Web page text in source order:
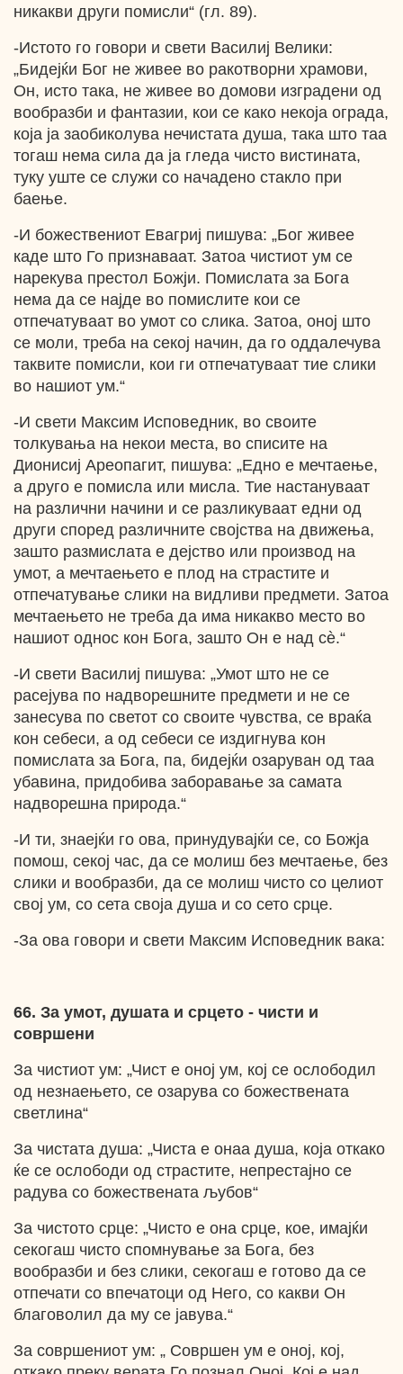
никакви други помисли“ (гл. 89).
-Истото го говори и свети Василиј Велики:
„Бидејќи Бог не живее во ракотворни храмови,
Он, исто така, не живее во домови изградени од
вообразби и фантазии, кои се како некоја ограда,
која ја заобиколува нечистата душа, така што таа
тогаш нема сила да ја гледа чисто вистината,
туку уште се служи со начадено стакло при
баење.
-И божествениот Евагриј пишува: „Бог живее
каде што Го признаваат. Затоа чистиот ум се
нарекува престол Божји. Помислата за Бога
нема да се најде во помислите кои се
отпечатуваат во умот со слика. Затоа, оној што
се моли, треба на секој начин, да го оддалечува
таквите помисли, кои ги отпечатуваат тие слики
во нашиот ум.“
-И свети Максим Исповедник, во своите
толкувања на некои места, во списите на
Дионисиј Ареопагит, пишува: „Едно е мечтаење,
а друго е помисла или мисла. Тие настануваат
на различни начини и се разликуваат едни од
други според различните својства на движења,
зашто размислата е дејство или производ на
умот, а мечтаењето е плод на страстите и
отпечатување слики на видливи предмети. Затоа
мечтаењето не треба да има никакво место во
нашиот однос кон Бога, зашто Он е над сѐ.“
-И свети Василиј пишува: „Умот што не се
расејува по надворешните предмети и не се
занесува по светот со своите чувства, се враќа
кон себеси, а од себеси се издигнува кон
помислата за Бога, па, бидејќи озаруван од таа
убавина, придобива заборавање за самата
надворешна природа.“
-И ти, знаејќи го ова, принудувајќи се, со Божја
помош, секој час, да се молиш без мечтаење, без
слики и вообразби, да се молиш чисто со целиот
свој ум, со сета своја душа и со сето срце.
-За ова говори и свети Максим Исповедник вака:
66. За умот, душата и срцето - чисти и
совршени
За чистиот ум: „Чист е оној ум, кој се ослободил
од незнаењето, се озарува со божествената
светлина“
За чистата душа: „Чиста е онаа душа, која откако
ќе се ослободи од страстите, непрестајно се
радува со божествената љубов“
За чистото срце: „Чисто е она срце, кое, имајќи
секогаш чисто спомнување за Бога, без
вообразби и без слики, секогаш е готово да се
отпечати со впечатоци од Него, со какви Он
благоволил да му се јавува.“
За совршениот ум: „ Совршен ум е оној, кој,